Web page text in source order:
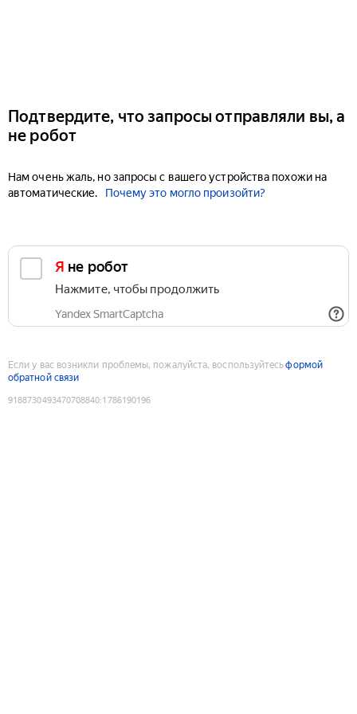
Подтвердите, что запросы отправляли вы, а
не робот
Нам очень жаль, но запросы с вашего устройства похожи на
автоматические.
Почему это могло произойти?
Я не робот
Нажмите, чтобы продолжить
Yandex SmartCaptcha
Если у вас возникли проблемы, пожалуйста, воспользуйтесьформой
обратной связи
9188730493470708840:1786190196